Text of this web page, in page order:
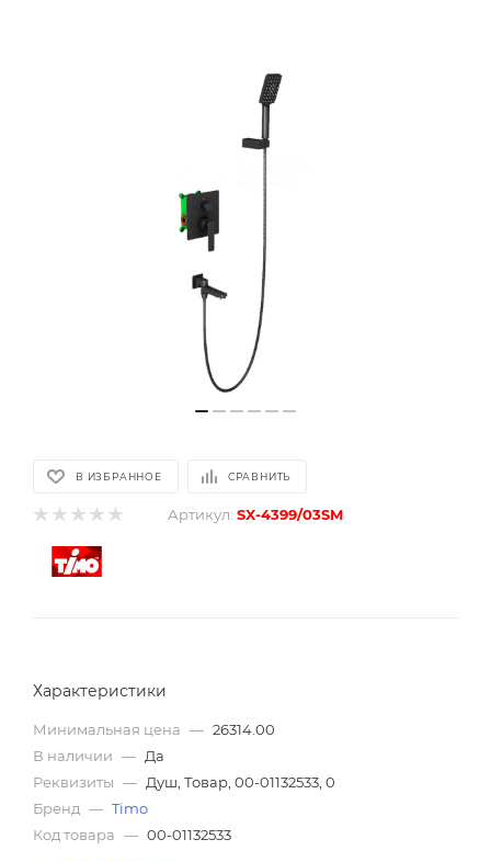
В ИЗБРАННОЕ СРАВНИТЬ
Артикул: SX-4399/03SM
Характеристики
Минимальная цена — 26314.00
В наличии — Да
Реквизиты — Душ, Товар, 00-01132533, 0
Бренд — Timo
Код товара — 00-01132533